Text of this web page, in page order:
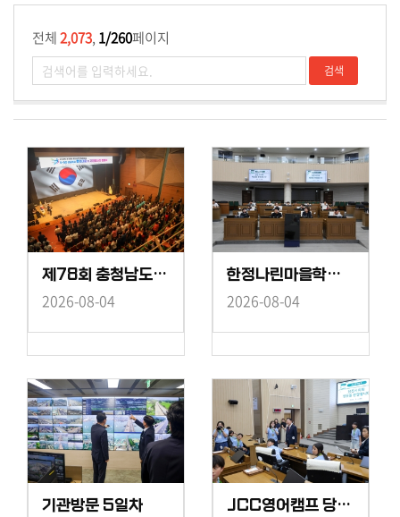
전체2,073, 1/260페이지
제78회 충청남도민체육대회 D-30 성공개최 결의대회
2026-08-04
한정나린마을학교 당진시의회 견학
2026-08-04
기관방문 5일차 JCC영어캠프 당진시의회 방문